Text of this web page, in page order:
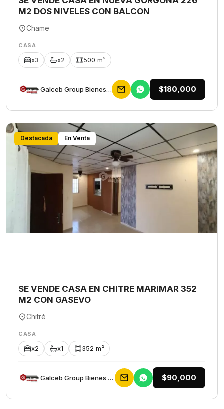
M2 DOS NIVELES CON BALCON
Chame
CASA
x3 x2 500 m²
Galceb Group Bienes Raices $180,000
Destacada En Venta
SE VENDE CASA EN CHITRE MARIMAR 352
M2 CON GASEVO
Chitré
CASA
x2 x1 352 m²
Galceb Group Bienes Raices $90,000